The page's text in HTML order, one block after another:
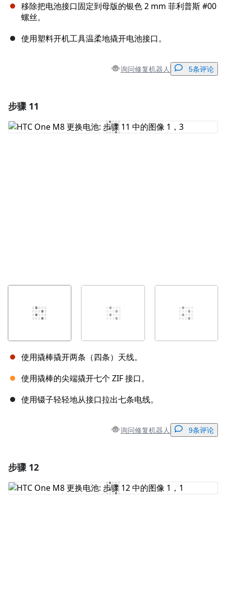
移除把电池接口固定到母版的银色 2 mm 菲利普斯 #00
螺丝。
使用塑料开机工具温柔地撬开电池接口。
询问修复机器人 5条评论
添加评论
步骤 11
使用撬棒撬开两条（四条）天线。
使用撬棒的尖端撬开七个 ZIF 接口。
使用镊子轻轻地从接口拉出七条电线。
询问修复机器人 9条评论
添加评论
步骤 12